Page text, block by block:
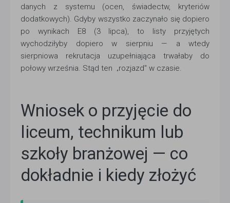
danych z systemu (ocen, świadectw, kryteriów
dodatkowych). Gdyby wszystko zaczynało się dopiero
po wynikach E8 (3 lipca), to listy przyjętych
wychodziłyby dopiero w sierpniu — a wtedy
sierpniowa rekrutacja uzupełniająca trwałaby do
połowy września. Stąd ten
„rozjazd" w czasie.
Wniosek o przyjęcie do
liceum, technikum lub
szkoły branżowej — co
dokładnie i kiedy złożyć